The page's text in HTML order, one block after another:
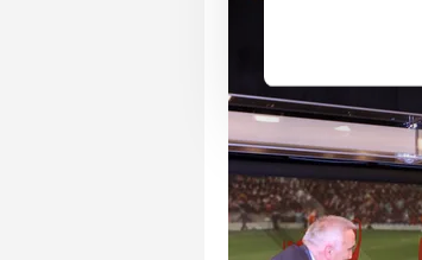
Sizlere daha iyi
çerezler
amacıyla
reklam/pazarlama